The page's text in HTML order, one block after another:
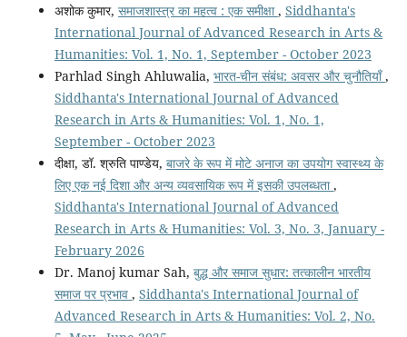
अशोक कुमार, समाजशास्त्र का महत्व : एक समीक्षा, Siddhanta's
International Journal of Advanced Research in Arts &
Humanities: Vol. 1, No. 1, September - October 2023
Parhlad Singh Ahluwalia, भारत-चीन संबंध: अवसर और चुनौतियाँ,
Siddhanta's International Journal of Advanced
Research in Arts & Humanities: Vol. 1, No. 1,
September - October 2023
दीक्षा, डॉ. श्रुति पाण्डेय, बाजरे के रूप में मोटे अनाज का उपयोग स्वास्थ्य के
लिए एक नई दिशा और अन्य व्यवसायिक रूप में इसकी उपलब्धता,
Siddhanta's International Journal of Advanced
Research in Arts & Humanities: Vol. 3, No. 3, January -
February 2026
Dr. Manoj kumar Sah, बुद्ध और समाज सुधार: तत्कालीन भारतीय
समाज पर प्रभाव , Siddhanta's International Journal of
Advanced Research in Arts & Humanities: Vol. 2, No.